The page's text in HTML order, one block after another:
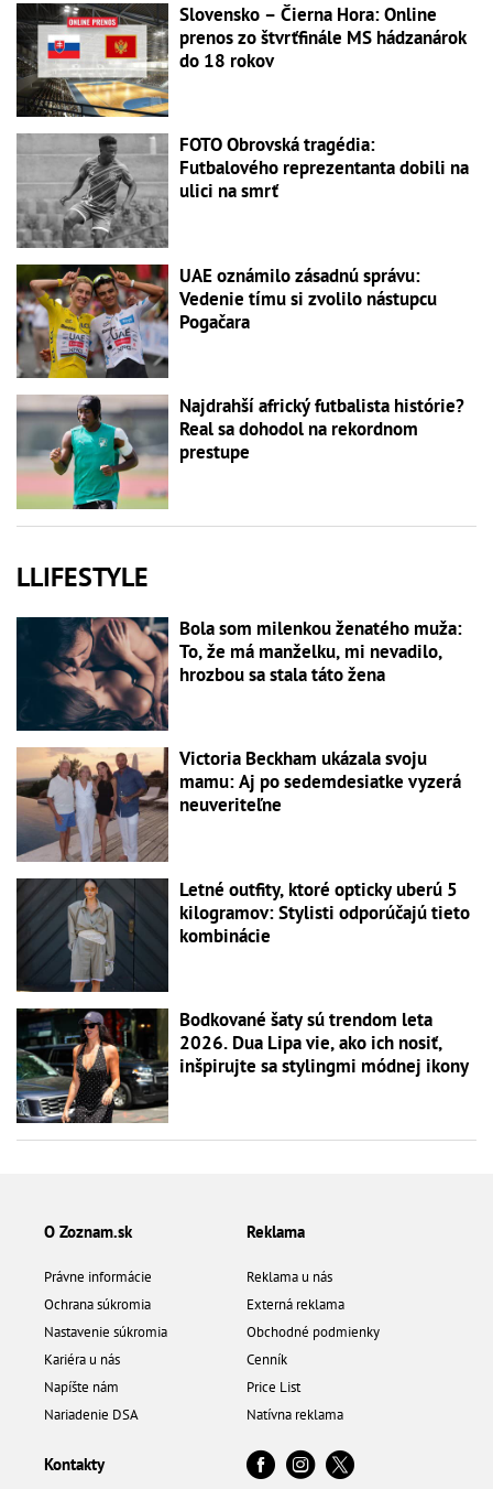
Slovensko – Čierna Hora: Online
prenos zo štvrťfinále MS hádzanárok
do 18 rokov
FOTO Obrovská tragédia:
Futbalového reprezentanta dobili na
ulici na smrť
UAE oznámilo zásadnú správu:
Vedenie tímu si zvolilo nástupcu
Pogačara
Najdrahší africký futbalista histórie?
Real sa dohodol na rekordnom
prestupe
LLIFESTYLE
Bola som milenkou ženatého muža:
To, že má manželku, mi nevadilo,
hrozbou sa stala táto žena
Victoria Beckham ukázala svoju
mamu: Aj po sedemdesiatke vyzerá
neuveriteľne
Letné outfity, ktoré opticky uberú 5
kilogramov: Stylisti odporúčajú tieto
kombinácie
Bodkované šaty sú trendom leta
2026. Dua Lipa vie, ako ich nosiť,
inšpirujte sa stylingmi módnej ikony
O Zoznam.sk
Právne informácie
Ochrana súkromia
Nastavenie súkromia
Kariéra u nás
Napíšte nám
Nariadenie DSA
Reklama
Reklama u nás
Externá reklama
Obchodné podmienky
Cenník
Price List
Natívna reklama
Kontakty